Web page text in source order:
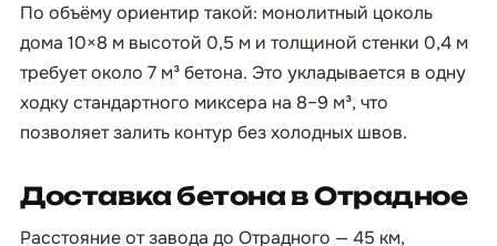
По объёму ориентир такой: монолитный цоколь
дома 10×8 м высотой 0,5 м и толщиной стенки 0,4 м
требует около 7 м³ бетона. Это укладывается в одну
ходку стандартного миксера на 8–9 м³, что
позволяет залить контур без холодных швов.
Доставка бетона в Отрадное
Расстояние от завода до Отрадного — 45 км,